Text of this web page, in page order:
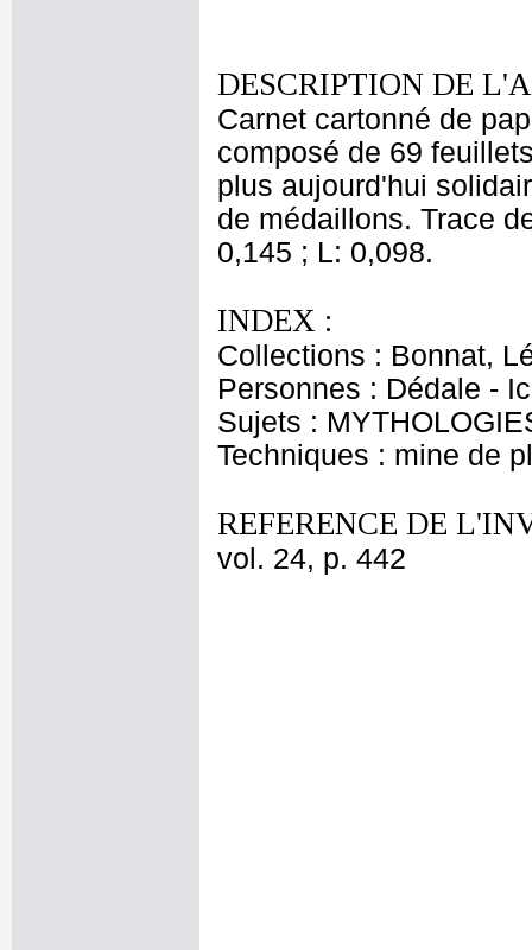
DESCRIPTION DE
Carnet cartonné de
composé de 69
plus aujourd'hui
de médaillons. Trace
0,145 ; L: 0,098.
INDEX :
Collections : Bonnat,
Personnes : Dédale -
Sujets :
Techniques : mine de
REFERENCE DE
vol. 24, p. 442